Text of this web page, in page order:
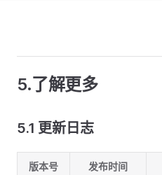
5.了解更多
5.1 更新日志
版本号 发布时间